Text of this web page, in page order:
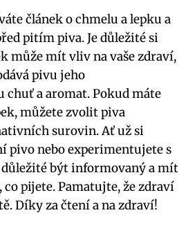
článek o chmelu a lepku a
pitím piva. Je důležité si
může mít vliv na vaše zdraví,
pivu jeho
a aromat. Pokud máte
můžete zvolit piva
surovin. Ať už si
pivo nebo experimentujete s
být informovaný a mít
pijete. Pamatujte, že zdraví
Díky za čtení a na zdraví!